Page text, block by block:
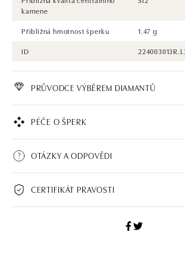
kamene
Přibližná hmotnost šperku
1.47 g
ID
PRŮVODCE VÝBĚREM DIAMANTŮ
PÉČE O ŠPERK
OTÁZKY A ODPOVĚDI
CERTIFIKÁT PRAVOSTI